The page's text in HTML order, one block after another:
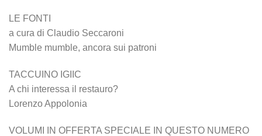
LE FONTI
a cura di Claudio Seccaroni
Mumble mumble, ancora sui patroni
TACCUINO IGIIC
A chi interessa il restauro?
Lorenzo Appolonia
VOLUMI IN OFFERTA SPECIALE IN QUESTO NUMERO